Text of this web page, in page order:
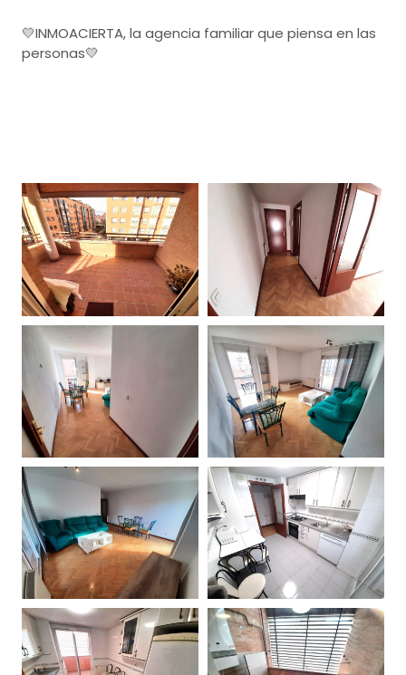
💛INMOACIERTA, la agencia familiar que piensa en las
personas💛